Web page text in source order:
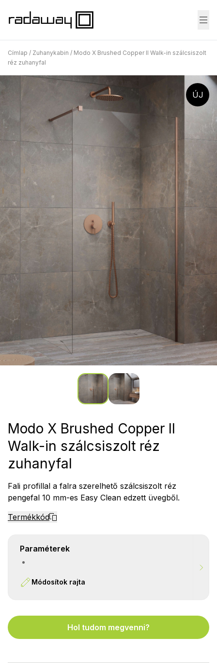
Címlap / Zuhanykabin / Modo X Brushed Copper II Walk-in szálcsiszolt
réz zuhanyfal
ÚJ
Modo X Brushed Copper II
Walk-in szálcsiszolt réz
zuhanyfal
Fali profillal a falra szerelhető szálcsiszolt réz
pengefal 10 mm-es Easy Clean edzett üvegből.
Termékkód
Paraméterek
Módosítok rajta
Hol tudom megvenni?